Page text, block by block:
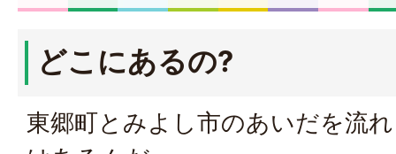
どこにあるの?
東郷町とみよし市のあいだを流